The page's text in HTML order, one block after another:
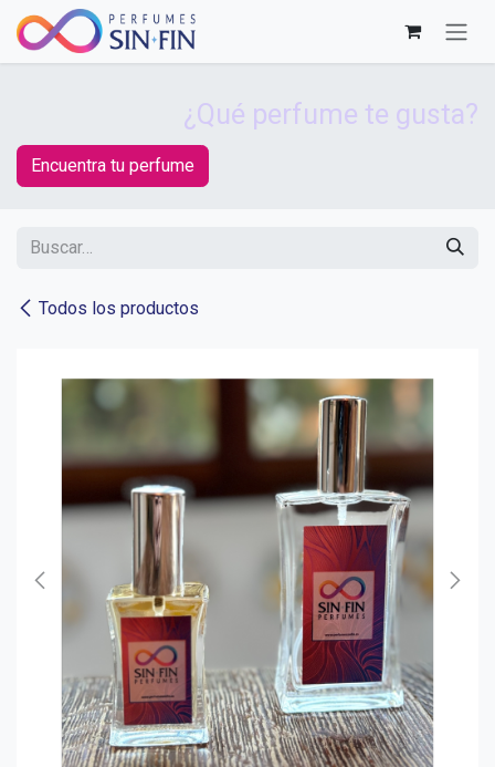
Ir al contenido
¿Qué perfume te gusta?
Encuentra tu perfume
Todos los productos